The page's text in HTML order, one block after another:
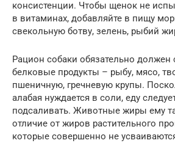
консистенции. Чтобы щенок не
в витаминах, добавляйте в пищу
свекольную ботву, зелень, рыбий
Рацион собаки обязательно должен
белковые продукты – рыбу, мясо,
пшеничную, гречневую крупы.
алабая нуждается в соли, еду
подсаливать. Животные жиры ему
отличие от жиров растительного
которые совершенно не